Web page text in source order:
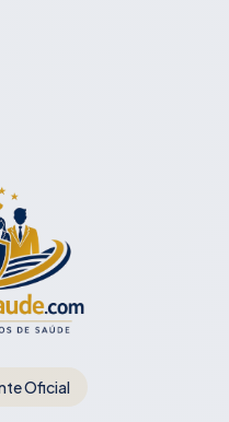
Oficial